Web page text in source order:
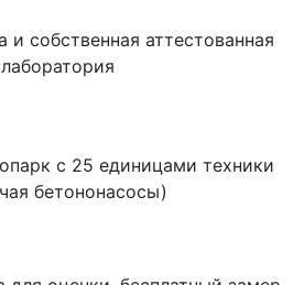
и собственная аттестованная
лаборатория
с 25 единицами техники
бетононасосы)